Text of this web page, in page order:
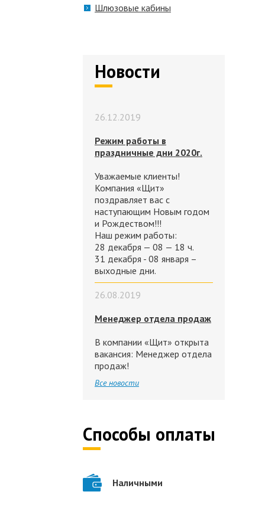
Шлюзовые кабины
Новости
26.12.2019
Режим работы в
праздничные дни 2020г.
Уважаемые клиенты!
Компания «Щит»
поздравляет вас с
наступающим Новым годом
и Рождеством!!!
Наш режим работы:
28 декабря — 08 — 18 ч.
31 декабря - 08 января –
выходные дни.
26.08.2019
Менеджер отдела продаж
В компании «Щит» открыта
вакансия: Менеджер отдела
продаж!
Все новости
Способы оплаты
Наличными